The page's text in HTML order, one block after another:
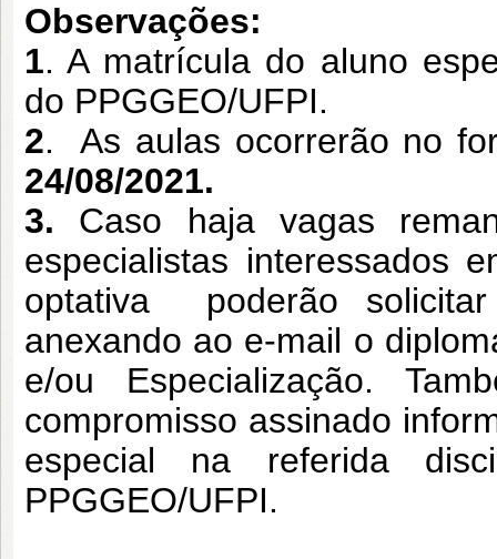
Observações:
1. A matrícula do aluno
do PPGGEO/UFPI.
2. As aulas ocorrerão no
24/08/2021.
3. Caso haja vagas
especialistas interessados
optativa poderão
anexando ao e-mail o
e/ou Especialização.
compromisso assinado
especial na referida
PPGGEO/UFPI.